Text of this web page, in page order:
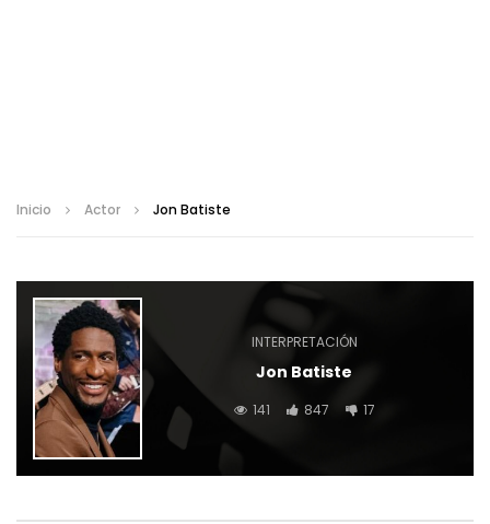
Inicio Actor Jon Batiste
INTERPRETACIÓN
Jon Batiste
141 847 17